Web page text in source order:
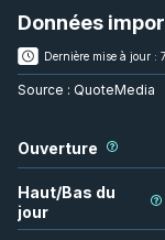
Données
Dernière mise à jour :
Source : QuoteMedia
Ouverture
Haut/Bas du
jour